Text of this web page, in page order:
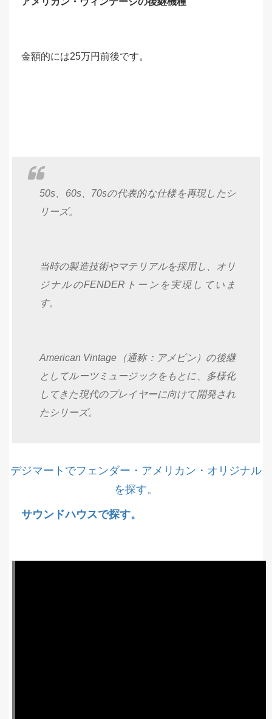
金額的には25万円前後です。
50s、60s、70sの代表的な仕様を再現したシ
リーズ。
当時の製造技術やマテリアルを採用し、オリ
ジナルのFENDERトーンを実現していま
す。
American Vintage（通称：アメビン）の後継
としてルーツミュージックをもとに、多様化
してきた現代のプレイヤーに向けて開発され
たシリーズ。
デジマートでフェンダー・アメリカン・オリジナル
を探す。
サウンドハウスで探す。